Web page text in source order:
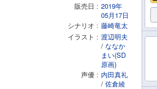
販売日
2019年
05月17日
シナリオ
藤崎竜太
イラスト
渡辺明夫
/ ななか
まい(SD
原画)
声優
内田真礼
/ 佐倉綾